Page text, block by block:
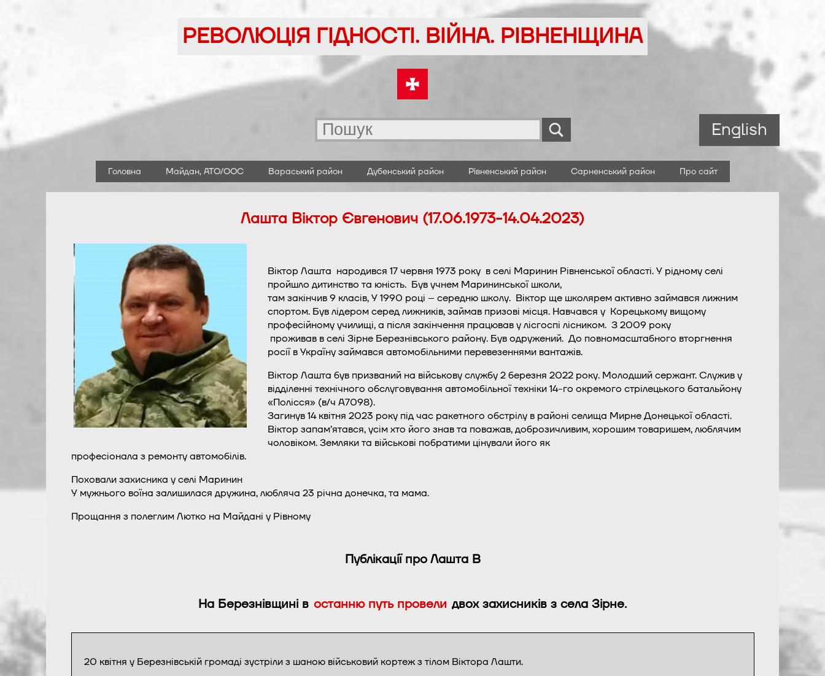
РЕВОЛЮЦІЯ ГІДНОСТІ. ВІЙНА. РІВНЕНЩИНА
English
Головна Майдан, АТО/ООС Вараський район Дубенський район Рівненський район Сарненський район Про сайт
Лашта Віктор Євгенович (17.06.1973-14.04.2023)
Віктор Лашта народився 17 червня 1973 року в селі Маринин Рівненської області. У рідному селі
пройшло дитинство та юність. Був учнем Марининської школи,
там закінчив 9 класів, У 1990 році – середню школу. Віктор ще школярем активно займався лижним
спортом. Був лідером серед лижників, займав призові місця. Навчався у Корецькому вищому
професійному училищі, а після закінчення працював у лісгоспі лісником. З 2009 року
проживав в селі Зірне Березнівського району. Був одружений. До повномасштабного вторгнення
росії в Україну займався автомобільними перевезеннями вантажів.
Віктор Лашта був призваний на військову службу 2 березня 2022 року. Молодший сержант. Служив у
відділенні технічного обслуговування автомобільної техніки 14-го окремого стрілецького батальйону
«Полісся» (в/ч А7098).
Загинув 14 квітня 2023 року під час ракетного обстрілу в районі селища Мирне Донецької області.
Віктор запам’ятався, усім хто його знав та поважав, доброзичливим, хорошим товаришем, люблячим
чоловіком. Земляки та військові побратими цінували його як
професіонала з ремонту автомобілів.
Поховали захисника у селі Маринин
У мужнього воїна залишилася дружина, любляча 23 річна донечка, та мама.
Прощання з полеглим Лютко на Майдані у Рівному
Публікації про Лашта В
На Березнівщині в останню путь провели двох захисників з села Зірне.
20 квітня у Березнівській громаді зустріли з шаною військовий кортеж з тілом Віктора Лашти.